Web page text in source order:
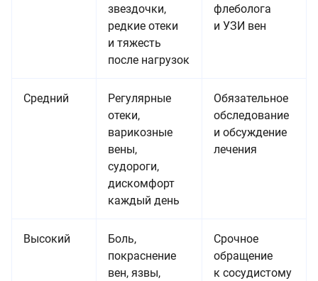
звездочки,
редкие отеки
и тяжесть
после нагрузок
флеболога
и УЗИ вен
Средний
Регулярные
отеки,
варикозные
вены,
судороги,
дискомфорт
каждый день
Обязательное
обследование
и обсуждение
лечения
Высокий
Боль,
покраснение
вен, язвы,
Срочное
обращение
к сосудистому